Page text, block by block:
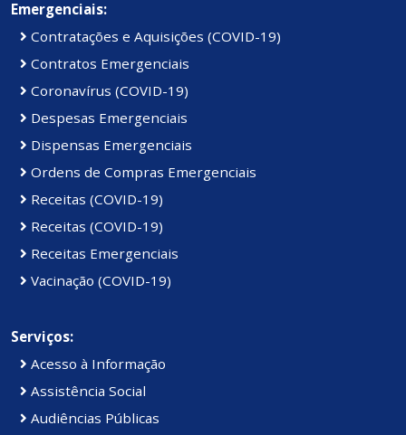
Emergenciais:
Contratações e Aquisições (COVID-19)
Contratos Emergenciais
Coronavírus (COVID-19)
Despesas Emergenciais
Dispensas Emergenciais
Ordens de Compras Emergenciais
Receitas (COVID-19)
Receitas (COVID-19)
Receitas Emergenciais
Vacinação (COVID-19)
Serviços:
Acesso à Informação
Assistência Social
Audiências Públicas